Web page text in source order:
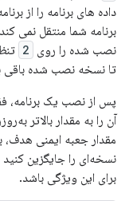
داده های برنامه را از
برنامه شما منتقل نمی
نصب شده را روی 2
تا نسخه نصب شده باقی
پس از نصب یک برنامه،
آن را به مقدار بالاتر
مقدار جعبه ایمنی
نسخه‌ای را جایگزین
برای این ویژگی باشد.